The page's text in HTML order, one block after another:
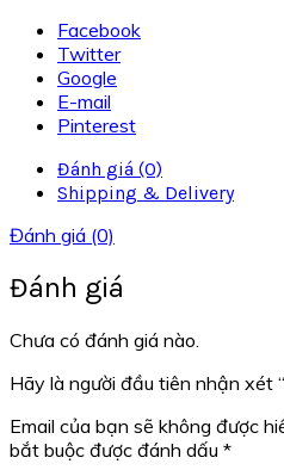
Facebook
Twitter
Google
E-mail
Pinterest
Đánh giá (0)
Shipping & Delivery
Đánh giá (0)
Đánh giá
Chưa có đánh giá nào.
Hãy là người đầu tiên nhận xét
Email của bạn sẽ không được
bắt buộc được đánh dấu *